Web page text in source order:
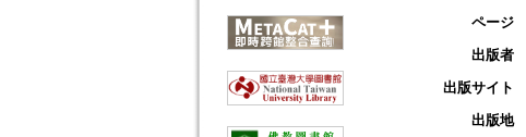
ページ
出版者
出版サイト
出版地